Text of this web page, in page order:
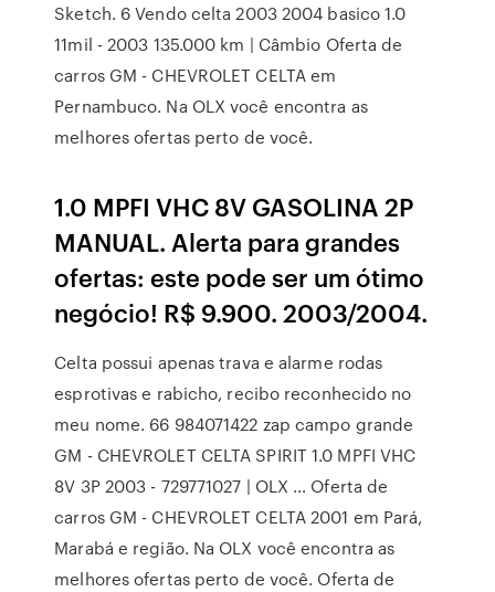
Sketch. 6 Vendo celta 2003 2004 basico 1.0
11mil - 2003 135.000 km | Câmbio Oferta de
carros GM - CHEVROLET CELTA em
Pernambuco. Na OLX você encontra as
melhores ofertas perto de você.
1.0 MPFI VHC 8V GASOLINA 2P
MANUAL. Alerta para grandes
ofertas: este pode ser um ótimo
negócio! R$ 9.900. 2003/2004.
Celta possui apenas trava e alarme rodas
esprotivas e rabicho, recibo reconhecido no
meu nome. 66 984071422 zap campo grande
GM - CHEVROLET CELTA SPIRIT 1.0 MPFI VHC
8V 3P 2003 - 729771027 | OLX … Oferta de
carros GM - CHEVROLET CELTA 2001 em Pará,
Marabá e região. Na OLX você encontra as
melhores ofertas perto de você. Oferta de